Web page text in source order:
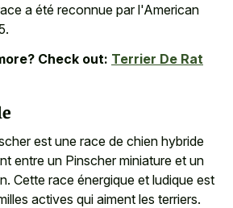
a été reconnue par l'American
Check out: Terrier De Rat
est une race de chien hybride
entre un Pinscher miniature et un
Cette race énergique et ludique est
actives qui aiment les terriers.